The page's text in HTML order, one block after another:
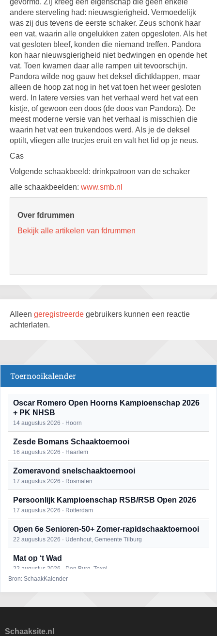
gevormd. Zij kreeg een eigenschap die geen enkele
andere sterveling had: nieuwsgierigheid. Vermoedelijk
was zij dus tevens de eerste schaker. Zeus schonk haar
een vat, waarin alle ongelukken zaten opgesloten. Als het
vat gesloten bleef, konden die niemand treffen. Pandora
kon haar nieuwsgierigheid niet bedwingen en opende het
vat. Toen kwamen daar alle rampen uit tevoorschijn.
Pandora wilde nog gauw het deksel dichtklappen, maar
alleen de hoop zat nog in het vat toen het weer gesloten
werd. In latere versies van het verhaal werd het vat een
kistje, of gewoon een doos (de doos van Pandora). De
meest moderne versie van het verhaal is misschien die
waarin het vat een trukendoos werd. Als je de deksel
optilt, vliegen alle trucjes eruit en valt het lid op je neus.
Cas
Volgende schaakbeeld: drinkpatroon van de schaker
alle schaakbeelden: www.smb.nl
Over fdrummen
Bekijk alle artikelen van fdrummen
Alleen geregistreerde gebruikers kunnen een reactie
achterlaten.
Toernooikalender
Oscar Romero Open Hoorns Kampioenschap 2026
+ PK NHSB
14 augustus 2026 · Hoorn
Zesde Bomans Schaaktoernooi
16 augustus 2026 · Haarlem
Zomeravond snelschaaktoernooi
17 augustus 2026 · Rosmalen
Persoonlijk Kampioenschap RSB/RSB Open 2026
17 augustus 2026 · Rotterdam
Open 6e Senioren-50+ Zomer-rapidschaaktoernooi
22 augustus 2026 · Udenhout, Gemeente Tilburg
Mat op ‘t Wad
22 augustus 2026 · Den Burg, Texel
23 augustus 2026 · Utrecht
Bron: SchaakKalender
Schaaksite.nl